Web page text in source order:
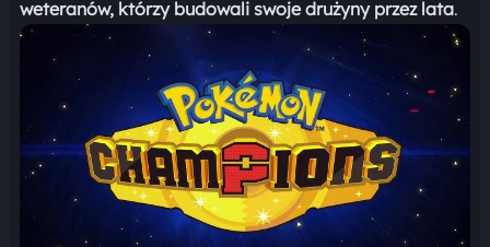
weteranów, którzy budowali swoje drużyny przez lata.